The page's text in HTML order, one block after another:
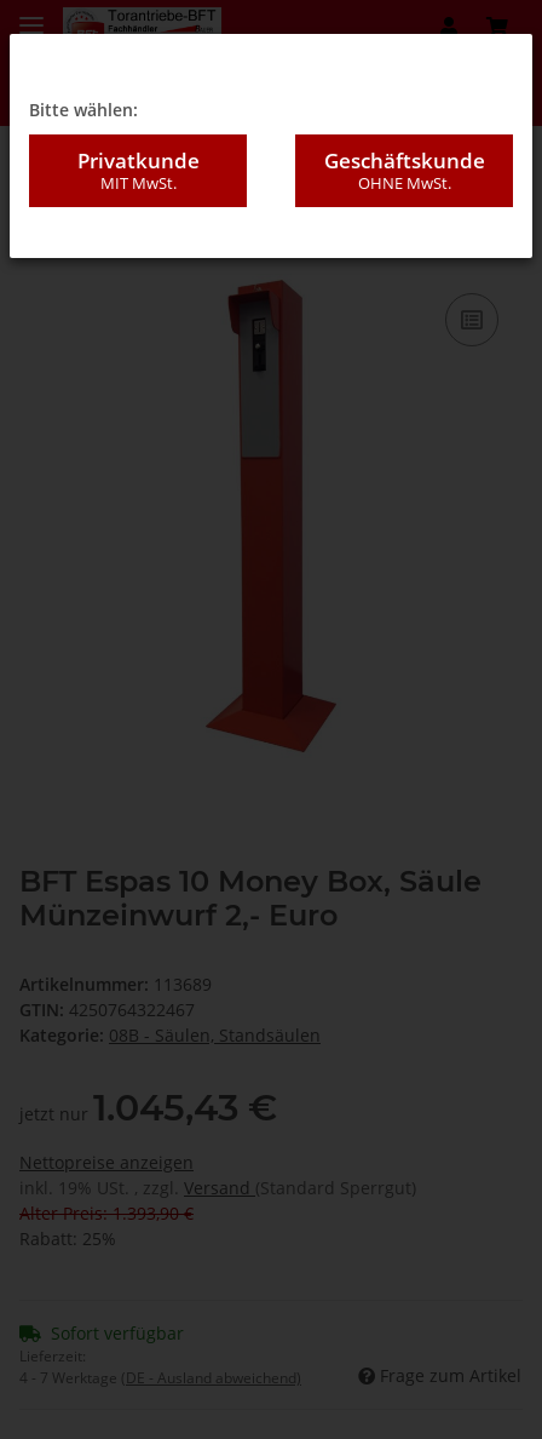
08B - Säulen, Standsäulen
BFT Espas 10 Money Box, Säule
Münzeinwurf 2,- Euro
Artikelnummer: 113689
GTIN: 4250764322467
Kategorie: 08B - Säulen, Standsäulen
jetzt nur 1.045,43 €
Nettopreise anzeigen
inkl. 19% USt. , zzgl. Versand (Standard Sperrgut)
Alter Preis: 1.393,90 €
Rabatt: 25%
Sofort verfügbar
Lieferzeit:
4 - 7 Werktage (DE - Ausland abweichend) Frage zum Artikel
Bitte wählen:
Privatkunde
MIT MwSt.
Geschäftskunde
OHNE MwSt.